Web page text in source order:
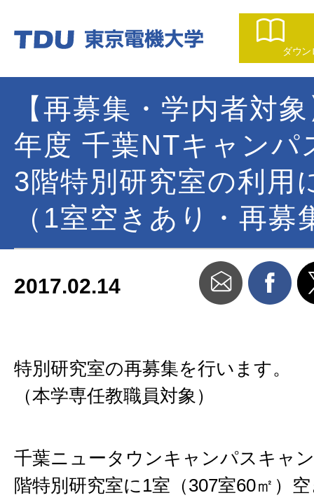
ダウン
【再募集・学内者対
年度 千葉NTキャンパ
3階特別研究室の利用
（1室空きあり・再募
2017.02.14
特別研究室の再募集を行います。
（本学専任教職員対象）
千葉ニュータウンキャンパスキャ
階特別研究室に1室（307室60㎡）